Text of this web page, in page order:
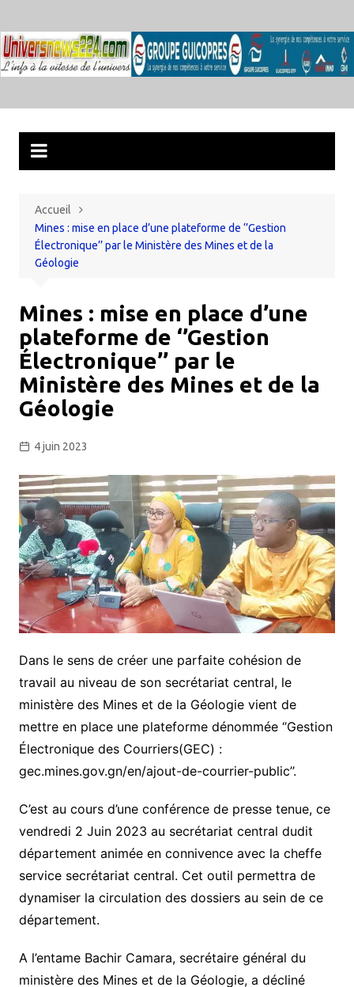
au
contenu
Accueil
Mines : mise en place d’une plateforme de ‘’Gestion
Électronique’’ par le Ministère des Mines et de la
Géologie
Mines : mise en place d’une
plateforme de ‘’Gestion
Électronique’’ par le
Ministère des Mines et de la
Géologie
4 juin 2023
Dans le sens de créer une parfaite cohésion de
travail au niveau de son secrétariat central, le
ministère des Mines et de la Géologie vient de
mettre en place une plateforme dénommée ‘’Gestion
Électronique des Courriers(GEC) :
gec.mines.gov.gn/en/ajout-de-courrier-public’’.
C’est au cours d’une conférence de presse tenue, ce
vendredi 2 Juin 2023 au secrétariat central dudit
département animée en connivence avec la cheffe
service secrétariat central. Cet outil permettra de
dynamiser la circulation des dossiers au sein de ce
département.
A l’entame Bachir Camara, secrétaire général du
ministère des Mines et de la Géologie, a décliné